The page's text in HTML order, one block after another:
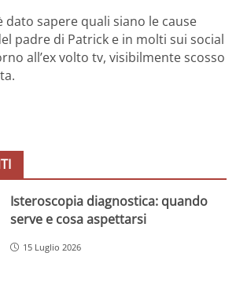
sapere quali siano le cause
padre di Patrick e in molti sui social
all’ex volto tv, visibilmente scosso
Isteroscopia diagnostica: quando
serve e cosa aspettarsi
15 Luglio 2026